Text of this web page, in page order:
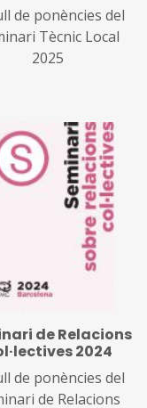
de ponències del
Tècnic Local
2025
de Relacions
2024
de ponències del
de Relacions